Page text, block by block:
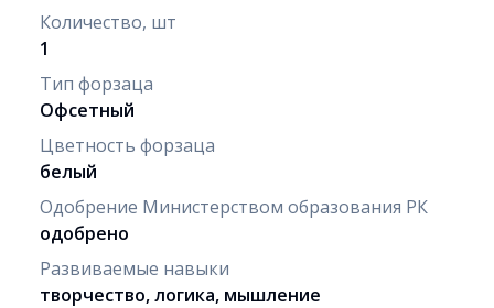
Количество, шт
1
Тип форзаца
Офсетный
Цветность форзаца
белый
Одобрение Министерством образования РК
одобрено
Развиваемые навыки
творчество, логика, мышление